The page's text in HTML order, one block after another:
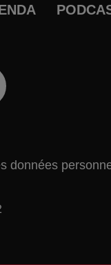
données